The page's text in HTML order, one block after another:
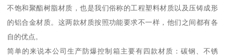
不饱和聚酯树脂材质，也是我们俗称的工程塑料材质以及压铸成形
的铝合金材质。这两款材质按照功能要求不一样，他们之间都有各
自的优点。
简单的来说本公司生产防爆控制箱主要有四款材质：碳钢、不锈